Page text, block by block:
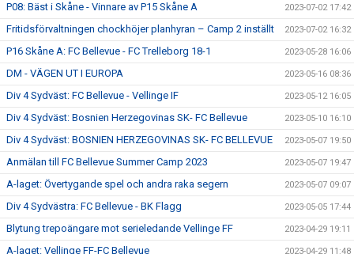
P08: Bäst i Skåne - Vinnare av P15 Skåne A 2023-07-02 17:42
Fritidsförvaltningen chockhöjer planhyran – Camp 2 inställt 2023-07-02 16:32
P16 Skåne A: FC Bellevue - FC Trelleborg 18-1 2023-05-28 16:06
DM - VÄGEN UT I EUROPA 2023-05-16 08:36
Div 4 Sydväst: FC Bellevue - Vellinge IF 2023-05-12 16:05
Div 4 Sydväst: Bosnien Herzegovinas SK- FC Bellevue 2023-05-10 16:10
Div 4 Sydväst: BOSNIEN HERZEGOVINAS SK- FC BELLEVUE 2023-05-07 19:50
Anmälan till FC Bellevue Summer Camp 2023 2023-05-07 19:47
A-laget: Övertygande spel och andra raka segern 2023-05-07 09:07
Div 4 Sydvästra: FC Bellevue - BK Flagg 2023-05-05 17:44
Blytung trepoängare mot serieledande Vellinge FF 2023-04-29 19:11
A-laget: Vellinge FF-FC Bellevue 2023-04-29 11:48